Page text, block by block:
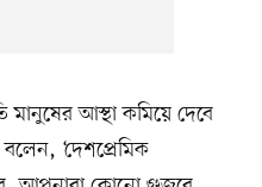
মানুষের আস্থা কমিয়ে দেবে
‘দেশপ্রেমিক